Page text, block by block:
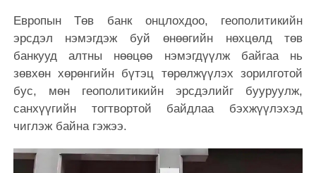
Европын Төв банк онцлохдоо, геополитикийн
эрсдэл нэмэгдэж буй өнөөгийн нөхцөлд төв
банкууд алтны нөөцөө нэмэгдүүлж байгаа нь
зөвхөн хөрөнгийн бүтэц төрөлжүүлэх зорилготой
бус, мөн геополитикийн эрсдэлийг бууруулж,
санхүүгийн тогтвортой байдлаа бэхжүүлэхэд
чиглэж байна гэжээ.